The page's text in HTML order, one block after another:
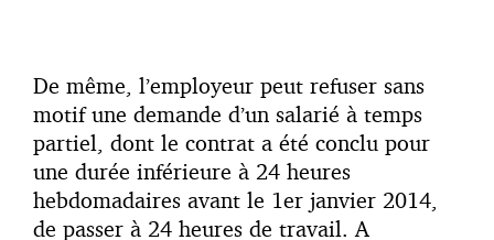
De même, l’employeur peut refuser sans
motif une demande d’un salarié à temps
partiel, dont le contrat a été conclu pour
une durée inférieure à 24 heures
hebdomadaires avant le 1er janvier 2014,
de passer à 24 heures de travail. A